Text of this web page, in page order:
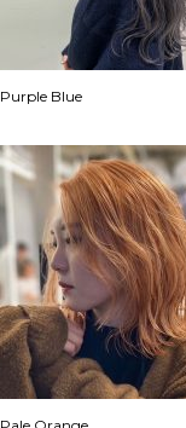
Purple Blue